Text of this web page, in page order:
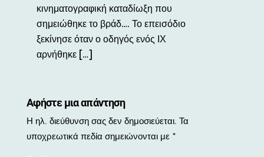
κινηματογραφική καταδίωξη που
σημειώθηκε το βράδ…. Το επεισόδιο
ξεκίνησε όταν ο οδηγός ενός ΙΧ
αρνήθηκε […]
Αφήστε μια απάντηση
Η ηλ. διεύθυνση σας δεν δημοσιεύεται. Τα
υποχρεωτικά πεδία σημειώνονται με *